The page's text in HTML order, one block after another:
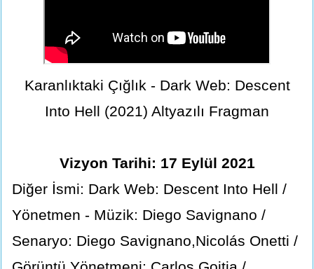
Karanlıktaki Çığlık - Dark Web: Descent
Into Hell (2021) Altyazılı Fragman
Vizyon Tarihi: 17 Eylül 2021
Diğer İsmi: Dark Web: Descent Into Hell /
Yönetmen - Müzik: Diego Savignano /
Senaryo: Diego Savignano,Nicolás Onetti /